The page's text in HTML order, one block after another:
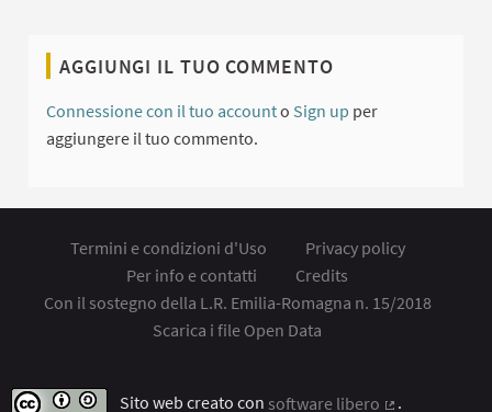
AGGIUNGI IL TUO COMMENTO
Connessione con il tuo accounto Sign up per
aggiungere il tuo commento.
Termini e condizioni d'Uso
Privacy policy
Per info e contatti
Credits
Con il sostegno della L.R. Emilia-Romagna n. 15/2018
Scarica i file Open Data
Sito web creato con software libero
.